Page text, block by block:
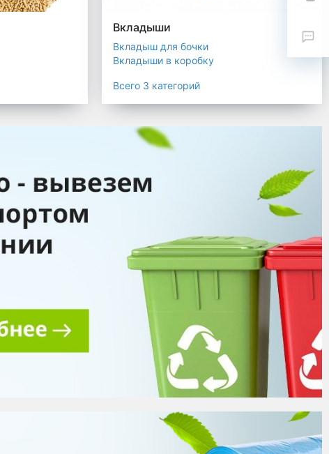
Вкладыши
Вкладыш для бочки
Вкладыши в коробку
Всего 3 категорий